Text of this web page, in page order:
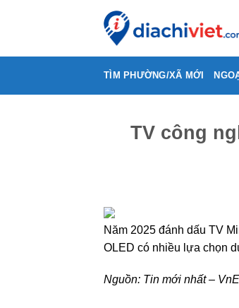
TÌM PHƯỜNG/XÃ MỚI
TV công
Năm 2025 đánh dấu TV
OLED có nhiều lựa chọn
Nguồn: Tin mới nhất –